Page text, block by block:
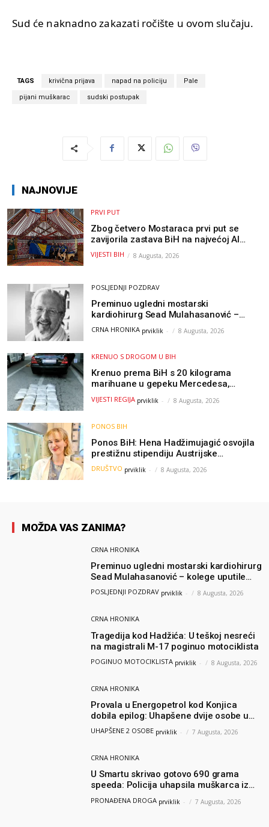
Sud će naknadno zakazati ročište u ovom slučaju.
TAGS krivična prijava napad na policiju Pale
pijani muškarac sudski postupak
NAJNOVIJE
PRVI PUT
Zbog četvero Mostaraca prvi put se
zavijorila zastava BiH na najvećoj AI
olimpijadi, a sada je njihov mentor
postao član komiteta Međunarodne
VIJESTI BIH 8 Augusta, 2026
POSLJEDNJI POZDRAV
Preminuo ugledni mostarski
kardiohirurg Sead Mulahasanović –
kolege uputile emotivnu oproštajnu
CRNA HRONIKA prviklik - 8 Augusta, 2026
KRENUO S DROGOM U BIH
Krenuo prema BiH s 20 kilograma
marihuane u gepeku Mercedesa,
policija ga uhapsila na granici
VIJESTI REGIJA prviklik - 8 Augusta, 2026
PONOS BIH
Ponos BiH: Hena Hadžimujagić osvojila
prestižnu stipendiju Austrijske
akademije nauka, njeno istraživanje
moglo bi pomoći djeci širom svijeta
DRUŠTVO prviklik - 8 Augusta, 2026
MOŽDA VAS ZANIMA?
CRNA HRONIKA
Preminuo ugledni mostarski kardiohirurg
Sead Mulahasanović – kolege uputile
emotivnu oproštajnu poruku
POSLJEDNJI POZDRAV prviklik - 8 Augusta, 2026
CRNA HRONIKA
Tragedija kod Hadžića: U teškoj nesreći
na magistrali M-17 poginuo motociklista
POGINUO MOTOCIKLISTA prviklik - 8 Augusta, 2026
CRNA HRONIKA
Provala u Energopetrol kod Konjica
dobila epilog: Uhapšene dvije osobe u
Čapljini i Jablanici
UHAPŠENE 2 OSOBE prviklik - 7 Augusta, 2026
CRNA HRONIKA
U Smartu skrivao gotovo 690 grama
speeda: Policija uhapsila muškarca iz
Hercegovine
PRONAĐENA DROGA prviklik - 7 Augusta, 2026